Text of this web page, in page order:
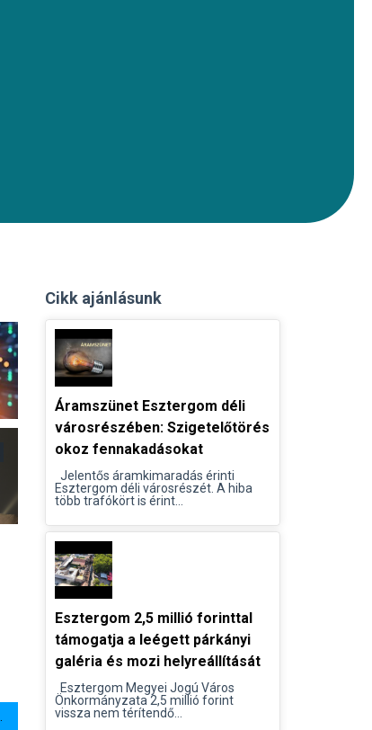
Cikk ajánlásunk
Áramszünet Esztergom déli
városrészében: Szigetelőtörés
okoz fennakadásokat
Jelentős áramkimaradás érinti
Esztergom déli városrészét. A hiba
több trafókört is érint...
Esztergom 2,5 millió forinttal
támogatja a leégett párkányi
galéria és mozi helyreállítását
Esztergom Megyei Jogú Város
Önkormányzata 2,5 millió forint
vissza nem térítendő...